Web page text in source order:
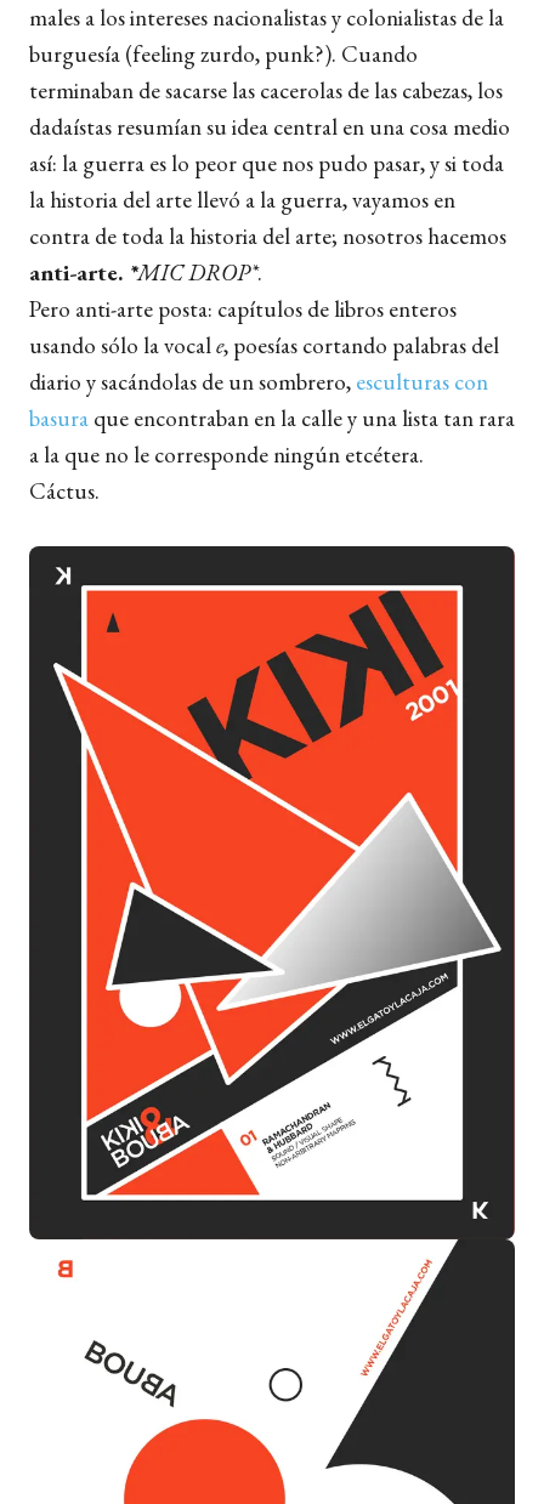
males a los intereses nacionalistas y colonialistas de la
burguesía (feeling zurdo, punk?). Cuando
terminaban de sacarse las cacerolas de las cabezas, los
dadaístas resumían su idea central en una cosa medio
así: la guerra es lo peor que nos pudo pasar, y si toda
la historia del arte llevó a la guerra, vayamos en
contra de toda la historia del arte; nosotros hacemos
anti-arte. *MIC DROP*.
Pero anti-arte posta: capítulos de libros enteros
usando sólo la vocale, poesías cortando palabras del
diario y sacándolas de un sombrero, esculturas con
basura que encontraban en la calle y una lista tan rara
a la que no le corresponde ningún etcétera.
Cáctus.